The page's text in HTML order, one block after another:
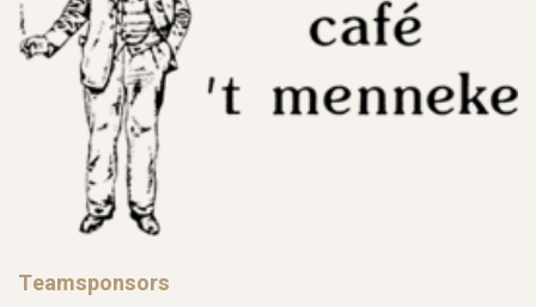
Teamsponsors